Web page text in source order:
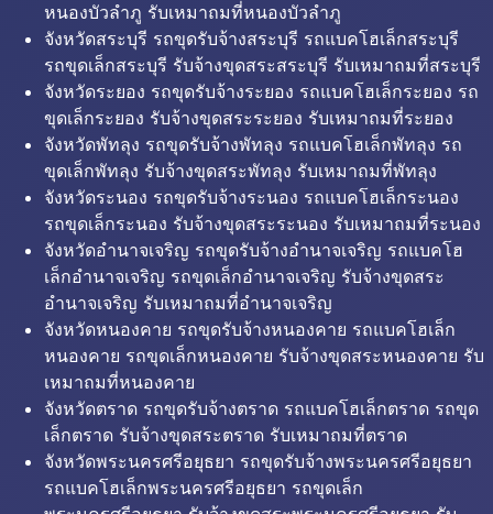
หนองบัวลำภู รับเหมาถมที่หนองบัวลำภู
จังหวัดสระบุรี รถขุดรับจ้างสระบุรี รถแบคโฮเล็กสระบุรี
รถขุดเล็กสระบุรี รับจ้างขุดสระสระบุรี รับเหมาถมที่สระบุรี
จังหวัดระยอง รถขุดรับจ้างระยอง รถแบคโฮเล็กระยอง รถ
ขุดเล็กระยอง รับจ้างขุดสระระยอง รับเหมาถมที่ระยอง
จังหวัดพัทลุง รถขุดรับจ้างพัทลุง รถแบคโฮเล็กพัทลุง รถ
ขุดเล็กพัทลุง รับจ้างขุดสระพัทลุง รับเหมาถมที่พัทลุง
จังหวัดระนอง รถขุดรับจ้างระนอง รถแบคโฮเล็กระนอง
รถขุดเล็กระนอง รับจ้างขุดสระระนอง รับเหมาถมที่ระนอง
จังหวัดอำนาจเจริญ รถขุดรับจ้างอำนาจเจริญ รถแบคโฮ
เล็กอำนาจเจริญ รถขุดเล็กอำนาจเจริญ รับจ้างขุดสระ
อำนาจเจริญ รับเหมาถมที่อำนาจเจริญ
จังหวัดหนองคาย รถขุดรับจ้างหนองคาย รถแบคโฮเล็ก
หนองคาย รถขุดเล็กหนองคาย รับจ้างขุดสระหนองคาย รับ
เหมาถมที่หนองคาย
จังหวัดตราด รถขุดรับจ้างตราด รถแบคโฮเล็กตราด รถขุด
เล็กตราด รับจ้างขุดสระตราด รับเหมาถมที่ตราด
จังหวัดพระนครศรีอยุธยา รถขุดรับจ้างพระนครศรีอยุธยา
รถแบคโฮเล็กพระนครศรีอยุธยา รถขุดเล็ก